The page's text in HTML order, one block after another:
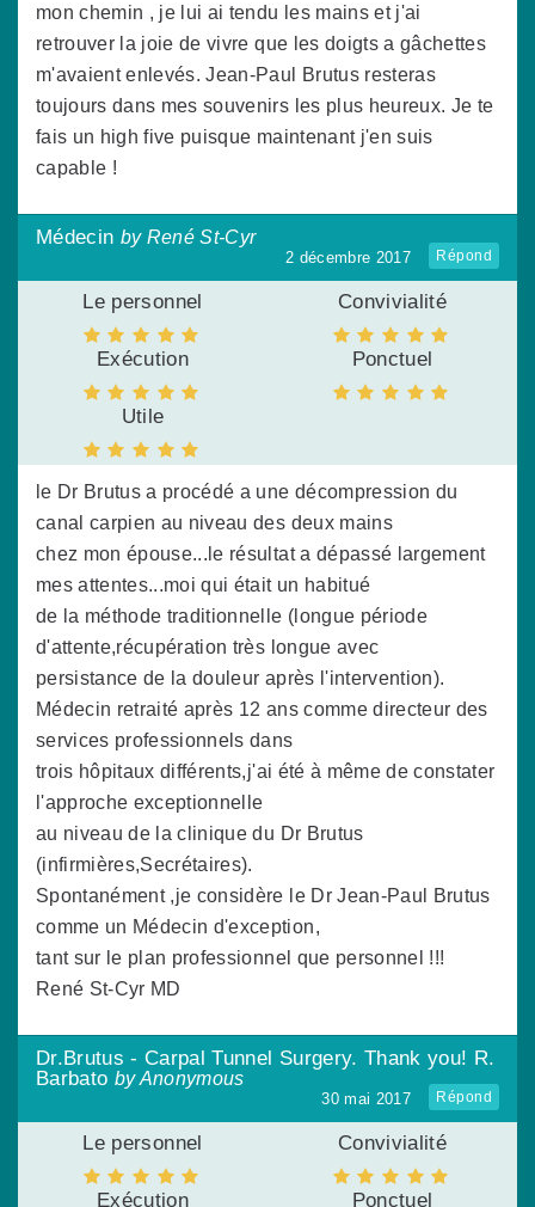
mon chemin , je lui ai tendu les mains et j'ai
retrouver la joie de vivre que les doigts a gâchettes
m'avaient enlevés. Jean-Paul Brutus resteras
toujours dans mes souvenirs les plus heureux. Je te
fais un high five puisque maintenant j'en suis
capable !
Médecin by René St-Cyr
Répond
2 décembre 2017
Le personnel Convivialité
Exécution Ponctuel
Utile
le Dr Brutus a procédé a une décompression du
canal carpien au niveau des deux mains
chez mon épouse...le résultat a dépassé largement
mes attentes...moi qui était un habitué
de la méthode traditionnelle (longue période
d'attente,récupération très longue avec
persistance de la douleur après l'intervention).
Médecin retraité après 12 ans comme directeur des
services professionnels dans
trois hôpitaux différents,j'ai été à même de constater
l'approche exceptionnelle
au niveau de la clinique du Dr Brutus
(infirmières,Secrétaires).
Spontanément ,je considère le Dr Jean-Paul Brutus
comme un Médecin d'exception,
tant sur le plan professionnel que personnel !!!
René St-Cyr MD
Dr.Brutus - Carpal Tunnel Surgery. Thank you! R.
Barbato by Anonymous
Répond
30 mai 2017
Le personnel Convivialité
Exécution Ponctuel